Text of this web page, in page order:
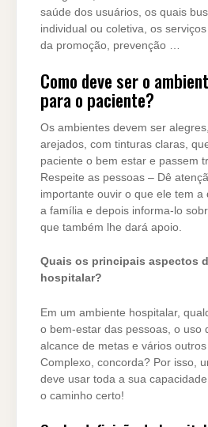
saúde dos usuários, os quais
individual ou coletiva, os
da promoção, prevenção …
Como deve ser o
para o paciente?
Os ambientes devem ser
arejados, com tinturas claras,
paciente o bem estar e passem
Respeite as pessoas – Dê
importante ouvir o que ele tem a
a família e depois informa-lo
que também lhe dará apoio.
Quais os principais aspectos
hospitalar?
Em um ambiente hospitalar,
o bem-estar das pessoas, o uso
alcance de metas e vários outros
Complexo, concorda? Por isso,
deve usar toda a sua
o caminho certo!